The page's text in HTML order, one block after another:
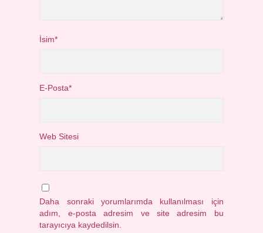
İsim*
E-Posta*
Web Sitesi
Daha sonraki yorumlarımda kullanılması için
adım, e-posta adresim ve site adresim bu
tarayıcıya kaydedilsin.